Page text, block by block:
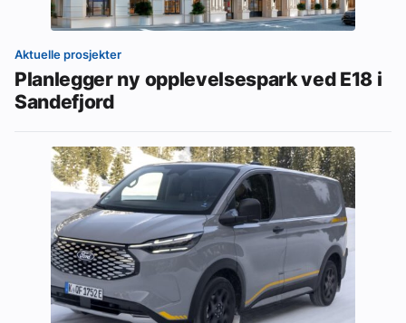
Aktuelle prosjekter
Planlegger ny opplevelsespark ved E18 i
Sandefjord